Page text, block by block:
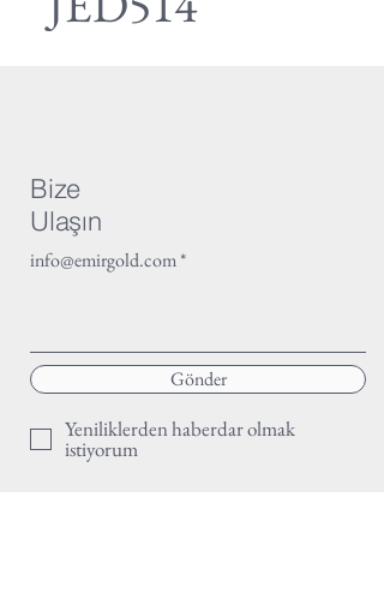
Bize
Ulaşın
info@emirgold.com
Gönder
Yeniliklerden haberdar olmak
istiyorum